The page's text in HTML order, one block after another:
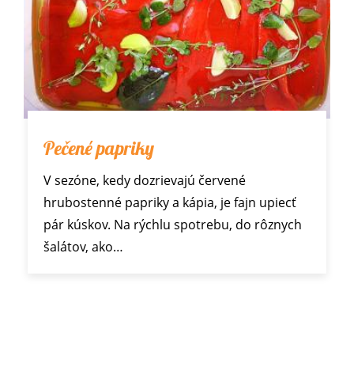
Pečené papriky
V sezóne, kedy dozrievajú červené
hrubostenné papriky a kápia, je fajn upiecť
pár kúskov. Na rýchlu spotrebu, do rôznych
šalátov, ako…